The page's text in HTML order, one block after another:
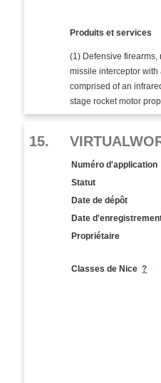
Produits et services
(1) Defensive
missile interceptor
comprised of an
stage rocket motor
15.
Numéro d'application
Statut
Date de dépôt
Date
Propriétaire
Classes de Nice?